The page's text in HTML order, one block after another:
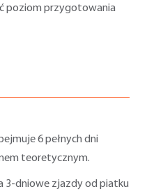
poziom przygotowania
6 pełnych dni
teoretycznym.
3-dniowe zjazdy od piatku